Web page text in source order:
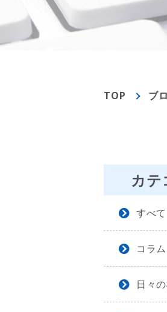
TOP ブ
カテ
すべて
コラム
日々